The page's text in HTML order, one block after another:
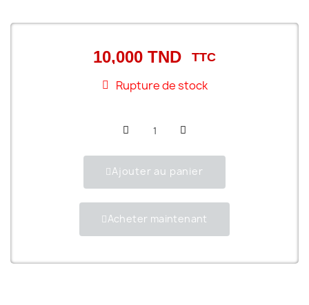
10,000 TND TTC
Rupture de stock
Ajouter au panier
Acheter maintenant